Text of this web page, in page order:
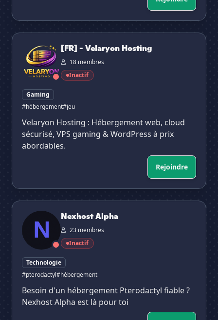
[FR] - Velaryon Hosting
[FR] - Velaryon Hosting
18 membres
Inactif
Gaming
#hébergement#jeu
Velaryon Hosting : Hébergement web, cloud
sécurisé, VPS gaming & WordPress à prix
abordables.
Rejoindre
Nexhost Alpha
Nexhost Alpha
23 membres
Inactif
Technologie
#pterodactyl#hébergement
Besoin d'un hébergement Pterodactyl fiable ?
Nexhost Alpha est là pour toi